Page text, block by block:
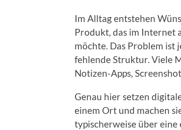
Im Alltag entstehen
Produkt, das im Internet
möchte. Das Problem ist
fehlende Struktur. Viele
Notizen-Apps,
Genau hier setzen
einem Ort und machen
typischerweise über